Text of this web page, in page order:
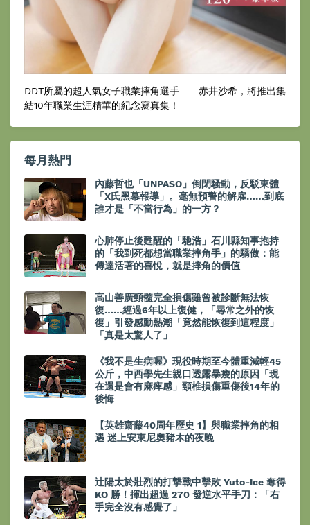
DDT所屬的超人氣女子職業摔角選手——赤井沙希，將推出集
結10年職業生涯精華的紀念寫真集！
每月熱門
內藤哲也「UNPASO」倒閉騷動，反駁東體
「X氏黑幕報導」。毫無預警的解雇……到底
誰才是「不當行為」的一方？
心肺停止後甦醒的「馳浩」石川縣知事抱持
的「我到死都想當職業摔角手」的驕傲：能
傳達活著的喜悅，就是摔角的價值
高山善廣頸髓完全損傷雖曾被診斷無法恢
復……經過6年以上復健，「尋常之外的恢
復」引發感動熱潮「竟然能恢復到這程度」
「真是太驚人了」
《我不是生病喔》現役時期至今體重減輕45
公斤，中西學先生親口透露暴瘦的原因「現
在還是會有麻痺感」頸椎損傷重傷後14年的
後悔
【英雄齋藤40周年歷史 1】與職業摔角的相
遇 迷上安東尼奧豬木的夜晚
辻陽太於壯烈的打撃戰中擊敗 Yuto-Ice 奪得
KO 勝！揮出超過 270 發逆水平手刀：「右
手完全沒有感覺了」